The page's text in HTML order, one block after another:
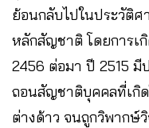
ย้อนกลับไปในประวัติ
หลักสัญชาติ โดยการเ
2456 ต่อมา ปี 2515
ถอนสัญชาติบุคคลที่เกิ
ต่างด้าว จนถูกวิพากษ์